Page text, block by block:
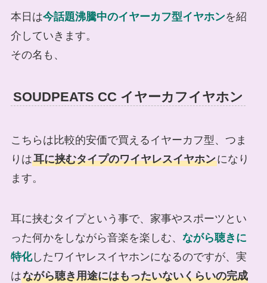
本日は今話題沸騰中のイヤーカフ型イヤホンを紹
介していきます。
その名も、
SOUDPEATS CC イヤーカフイヤホン
こちらは比較的安価で買えるイヤーカフ型、つま
りは耳に挟むタイプのワイヤレスイヤホンになり
ます。
耳に挟むタイプという事で、家事やスポーツとい
った何かをしながら音楽を楽しむ、 ながら聴きに
特化したワイヤレスイヤホンになるのですが、実
はながら聴き用途にはもったいないくらいの完成